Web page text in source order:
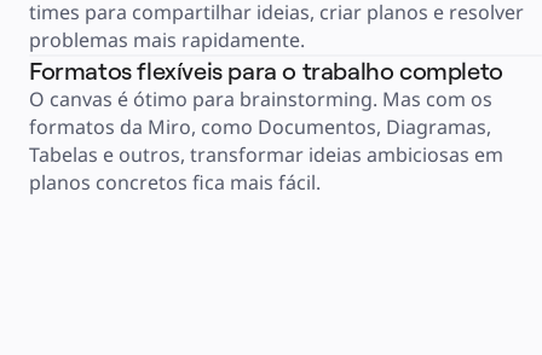
Histórias de clientes
Academy
Webinars
Aprendizagem na Reforge
Comunidade e suporte
Central de ajuda
Eventos
Comunidade
Blog
Parceiros e serviços
Serviços Profissionais da Miro
Parceiros de soluções
times para compartilhar ideias, criar planos e resolver
problemas mais rapidamente.
Formatos flexíveis para o trabalho completo
O canvas é ótimo para brainstorming. Mas com os
formatos da Miro, como Documentos, Diagramas,
Tabelas e outros, transformar ideias ambiciosas em
planos concretos fica mais fácil.